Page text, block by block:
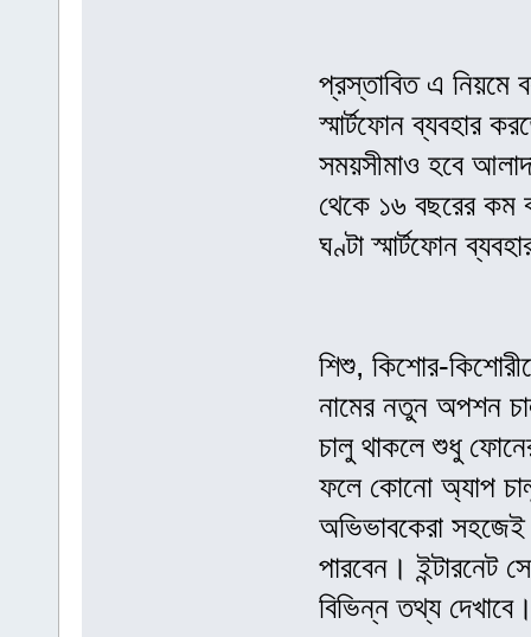
প্রস্তাবিত এ নিয়মে
স্মার্টফোন ব্যবহার
সময়সীমাও হবে
থেকে ১৬ বছরের কম
ঘণ্টা স্মার্টফোন
শিশু, কিশোর-
নামের নতুন অপশন
চালু থাকলে শুধু
ফলে কোনো অ্যাপ
অভিভাবকেরা সহজেই
পারবেন। ইন্টারনেট
বিভিন্ন তথ্য